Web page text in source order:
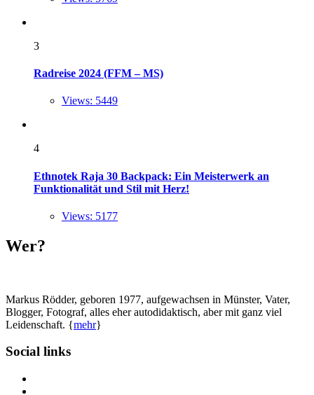
3
Radreise 2024 (FFM – MS)
Views: 5449
4
Ethnotek Raja 30 Backpack: Ein Meisterwerk an
Funktionalität und Stil mit Herz!
Views: 5177
Wer?
Markus Rödder, geboren 1977, aufgewachsen in Münster, Vater,
Blogger, Fotograf, alles eher autodidaktisch, aber mit ganz viel
Leidenschaft. {mehr}
Social links